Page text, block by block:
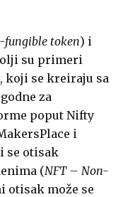
fungible token) i
su primeri
koji se kreiraju sa
za
poput Nifty
i
se otisak
(NFT – Non-
otisak može se